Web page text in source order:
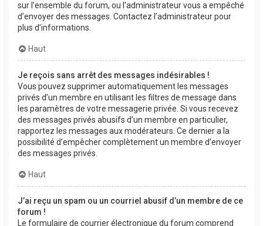
sur l’ensemble du forum, ou l’administrateur vous a empêché
d’envoyer des messages. Contactez l’administrateur pour
plus d’informations.
Haut
Je reçois sans arrêt des messages indésirables !
Vous pouvez supprimer automatiquement les messages
privés d’un membre en utilisant les filtres de message dans
les paramètres de votre messagerie privée. Si vous recevez
des messages privés abusifs d’un membre en particulier,
rapportez les messages aux modérateurs. Ce dernier a la
possibilité d’empêcher complètement un membre d’envoyer
des messages privés.
Haut
J’ai reçu un spam ou un courriel abusif d’un membre de ce
forum !
Le formulaire de courrier électronique du forum comprend